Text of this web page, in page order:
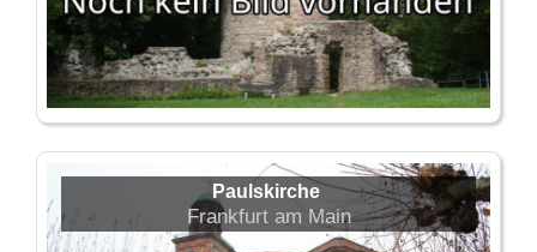
Paulskirche
Frankfurt am Main